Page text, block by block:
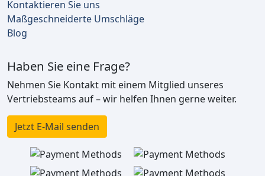
Kontaktieren Sie uns
Maßgeschneiderte Umschläge
Blog
Haben Sie eine Frage?
Nehmen Sie Kontakt mit einem Mitglied unseres
Vertriebsteams auf – wir helfen Ihnen gerne weiter.
Jetzt E-Mail senden